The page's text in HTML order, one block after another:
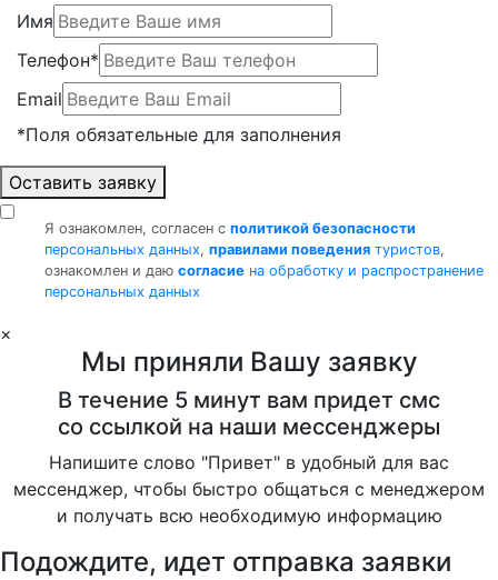
Имя
Телефон*
Email
*Поля обязательные для заполнения
Оставить заявку
Я ознакомлен, согласен с политикой безопасности
персональных данных, правилами поведения туристов,
ознакомлен и даю согласие на обработку и распространение
персональных данных
×
Мы приняли Вашу заявку
В течение 5 минут вам придет смс
со ссылкой на наши мессенджеры
Напишите слово "Привет" в удобный для вас
мессенджер, чтобы быстро общаться с менеджером
и получать всю необходимую информацию
Подождите, идет отправка заявки